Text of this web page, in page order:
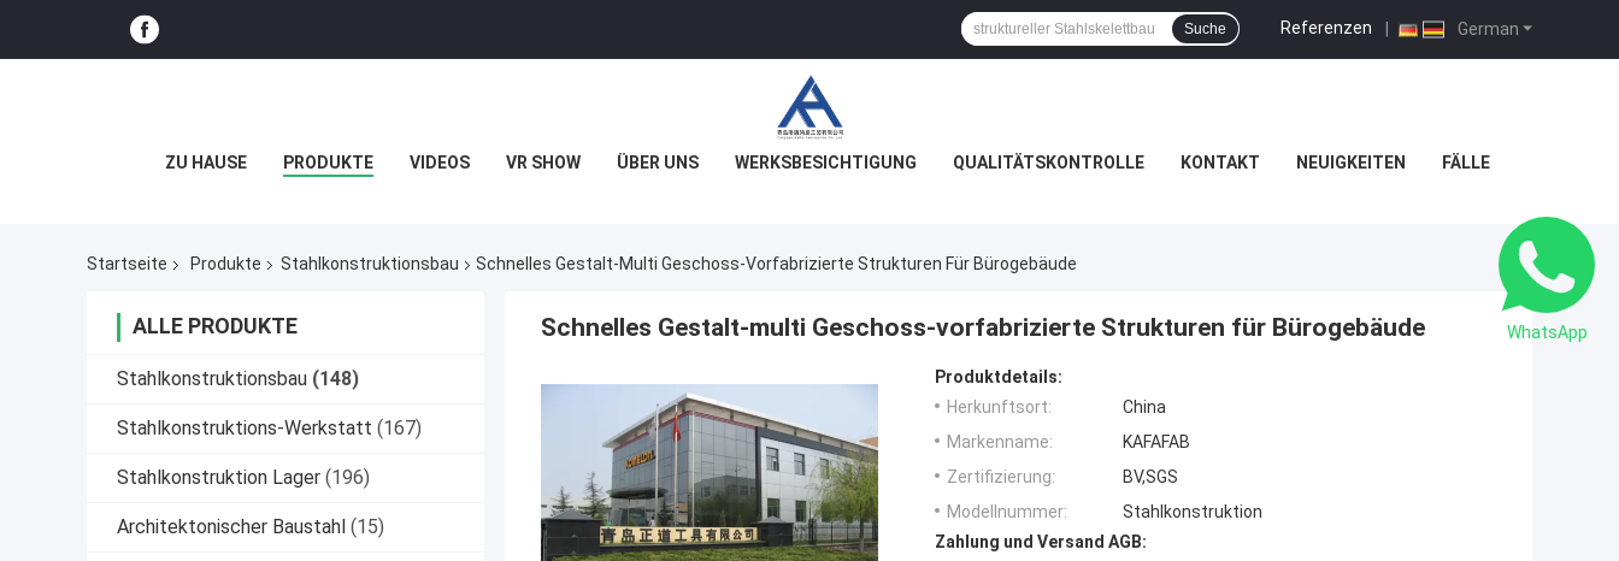
German
Referenzen |
Suche
ZU HAUSE PRODUKTE VIDEOS VR SHOW ÜBER UNS WERKSBESICHTIGUNG QUALITÄTSKONTROLLE KONTAKT NEUIGKEITEN FÄLLE
Startseite Produkte Stahlkonstruktionsbau Schnelles Gestalt-Multi Geschoss-Vorfabrizierte Strukturen Für Bürogebäude
ALLE PRODUKTE
Stahlkonstruktionsbau (148)
Stahlkonstruktions-Werkstatt (167)
Stahlkonstruktion Lager (196)
Architektonischer Baustahl (15)
Schnelles Gestalt-multi Geschoss-vorfabrizierte Strukturen für Bürogebäude
Produktdetails:
Herkunftsort:
China
Markenname:
KAFAFAB
Zertifizierung:
BV,SGS
Modellnummer:
Stahlkonstruktion
Zahlung und Versand AGB:
WhatsApp